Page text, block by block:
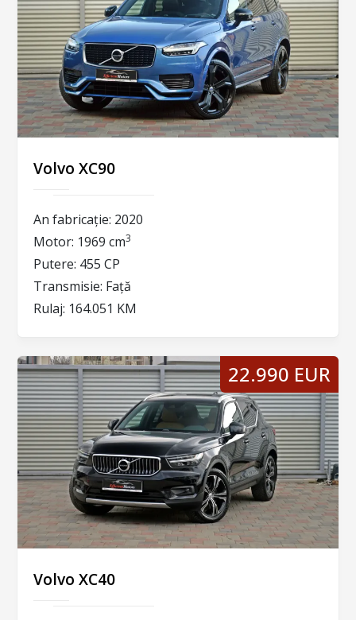
Volvo XC90
An fabricație: 2020
Motor: 1969 cm3
Putere: 455 CP
Transmisie: Față
Rulaj: 164.051 KM
22.990 EUR
Volvo XC40